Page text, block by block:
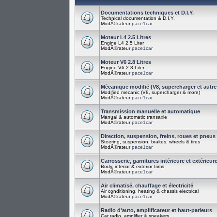
Documentations techniques et D.I.Y.
Technical documentation & D.I.Y.
ModÃ©rateurpace1car
Moteur L4 2.5 Litres
Engine L4 2.5 Liter
ModÃ©rateurpace1car
Moteur V6 2.8 Litres
Engine V6 2.8 Liter
ModÃ©rateurpace1car
Mécanique modifié (V8, supercharger et
Modified mecanic (V8, supercharger & more)
ModÃ©rateurpace1car
Transmission manuelle et automatique
Manual & automatic transaxle
ModÃ©rateurpace1car
Direction, suspension, freins, roues et pneus
Steering, suspension, brakes, wheels & tires
ModÃ©rateurpace1car
Carrosserie, garnitures intérieure et extérieure
Body, interior & exterior trims
ModÃ©rateurpace1car
Air climatisé, chauffage et électricité
Air conditioning, heating & chassis electrical
ModÃ©rateurpace1car
Radio d'auto, amplificateur et haut-parleurs
Car radio, amplifier & speakers